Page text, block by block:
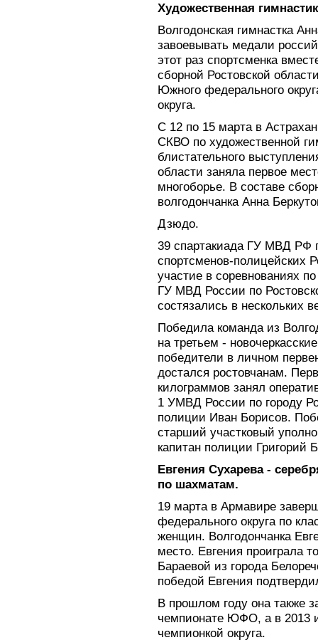
Художественная
Волгодонская гимнастка
завоевывать медали
этот раз спортсменка
сборной Ростовской
Южного федерального
округа.
С 12 по 15 марта в
СКВО по художественной
блистательного
области заняла первое
многоборье. В составе
волгодончанка Анна
Дзюдо.
39 спартакиада ГУ МВД РФ
спортсменов-полицейских
участие в соревнованиях
ГУ МВД России по
состязались в нескольких
Победила команда из
на третьем -
победители в личном
достался ростовчанам.
килограммов занял
1 УМВД России по городу
полиции Иван Борисов.
старший участковый
капитан полиции Григорий
Евгения Сухарева -
по шахматам.
19 марта в Армавире
федерального округа по
женщин. Волгодончанка
место. Евгения проиграла
Бараевой из города
победой Евгения
В прошлом году она также
чемпионате ЮФО, а в 2013
чемпионкой округа.